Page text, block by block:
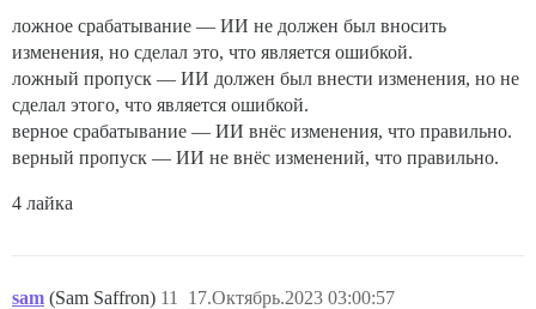
ложное срабатывание — ИИ не должен был вносить
изменения, но сделал это, что является ошибкой.
ложный пропуск — ИИ должен был внести изменения, но не
сделал этого, что является ошибкой.
верное срабатывание — ИИ внёс изменения, что правильно.
верный пропуск — ИИ не внёс изменений, что правильно.
4 лайка
sam (Sam Saffron) 17.Октябрь.2023 03:00:57
11